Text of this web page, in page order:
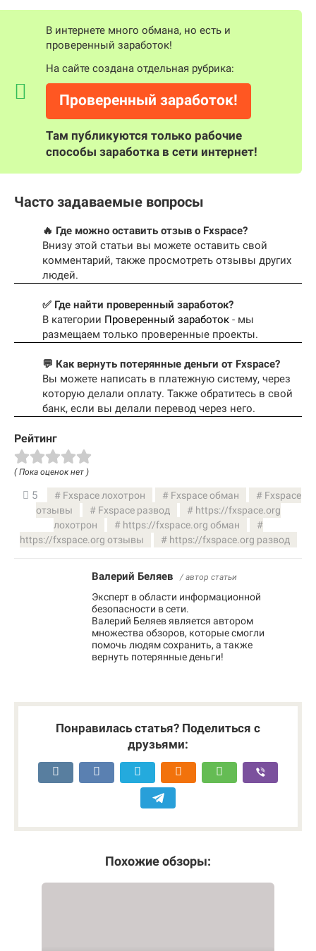
В интернете много обмана, но есть и
проверенный заработок!
На сайте создана отдельная рубрика:
Проверенный заработок!
Там публикуются только рабочие
способы заработка в сети интернет!
Часто задаваемые вопросы
🔥 Где можно оставить отзыв о Fxspace?
Внизу этой статьи вы можете оставить свой
комментарий, также просмотреть отзывы других
людей.
✅ Где найти проверенный заработок?
В категории Проверенный заработок - мы
размещаем только проверенные проекты.
💬 Как вернуть потерянные деньги от Fxspace?
Вы можете написать в платежную систему, через
которую делали оплату. Также обратитесь в свой
банк, если вы делали перевод через него.
Рейтинг
( Пока оценок нет )
5 Fxspace лохотрон Fxspace обман
Fxspace
отзывы
Fxspace развод
https://fxspace.org
лохотрон
https://fxspace.org обман
https://fxspace.org отзывы
https://fxspace.org развод
Валерий Беляев / автор статьи
Эксперт в области информационной
безопасности в сети.
Валерий Беляев является автором
множества обзоров, которые смогли
помочь людям сохранить, а также
вернуть потерянные деньги!
Понравилась статья? Поделиться с
друзьями:
Похожие обзоры: